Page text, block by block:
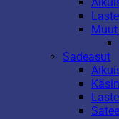
Sadeasut